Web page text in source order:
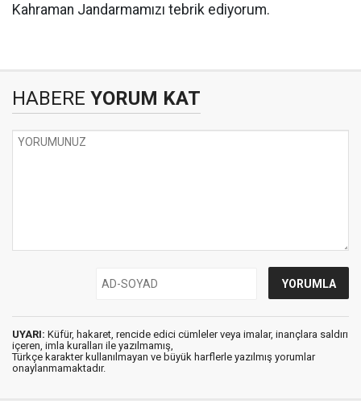
Kahraman Jandarmamızı tebrik ediyorum.
HABERE YORUM KAT
UYARI: Küfür, hakaret, rencide edici cümleler veya imalar, inançlara saldırı
içeren, imla kuralları ile yazılmamış,
Türkçe karakter kullanılmayan ve büyük harflerle yazılmış yorumlar
onaylanmamaktadır.